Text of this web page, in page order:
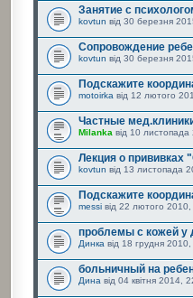
Занятие с
kovtun від 30 березня
Сопровождение
kovtun від 30 березня
Подскажите
motoirka від 12 лютого
Частные
Milanka від 10
Лекция о прививках
kovtun від 13 листопада
Подскажите
messiвід 22 лютого 2010,
проблемы с кожей у
Динка від 18 грудня
больничный на
Дина від 04 квітня 2014,